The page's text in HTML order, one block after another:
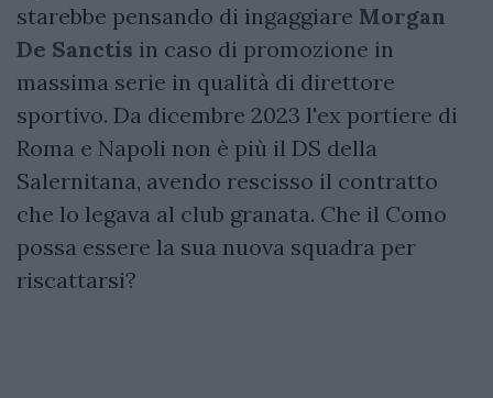
starebbe pensando di ingaggiare Morgan
De Sanctis in caso di promozione in
massima serie in qualità di direttore
sportivo. Da dicembre 2023 l'ex portiere di
Roma e Napoli non è più il DS della
Salernitana, avendo rescisso il contratto
che lo legava al club granata. Che il Como
possa essere la sua nuova squadra per
riscattarsi?